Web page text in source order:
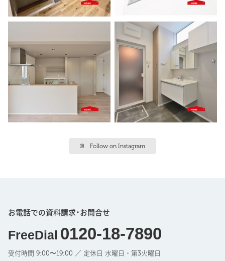
Follow on Instagram
お電話での資料請求･お問合せ
FreeDial 0120-18-7890
受付時間 9:00〜19:00 ／ 定休日 水曜日・第3火曜日